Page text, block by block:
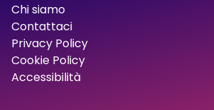
Chi siamo
Contattaci
Privacy Policy
Cookie Policy
Accessibilità